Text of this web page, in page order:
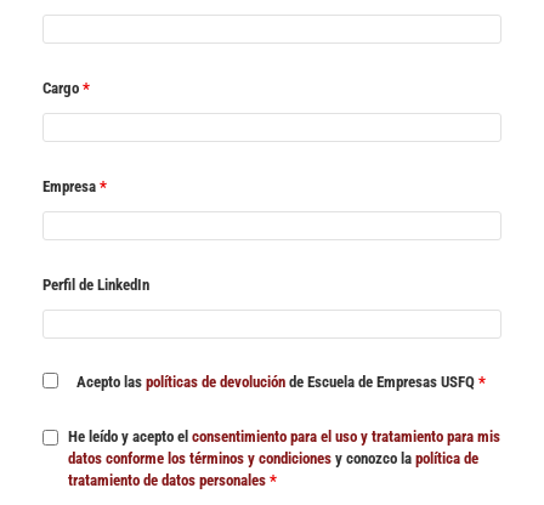
Cargo *
Empresa *
Perfil de LinkedIn
Acepto las políticas de devoluciónde Escuela de Empresas USFQ *
He leído y acepto el consentimiento para el uso y tratamiento para mis
datos conforme los términos y condicionesy conozco la política de
tratamiento de datos personales *